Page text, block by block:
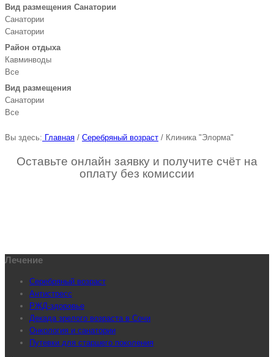
Вид размещения Санатории
Санатории
Санатории
Район отдыха
Кавминводы
Все
Вид размещения
Санатории
Все
Вы здесь: Главная / Серебряный возраст / Клиника "Элорма"
Оставьте онлайн заявку и получите счёт на
оплату без комиссии
Лечение
Серебряный возраст
Антистресс
РЖД-здоровье
Декада зрелого возраста в Сочи
Онкология и санатории
Путевки для старшего поколения